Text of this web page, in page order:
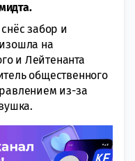
забор и
на
и Лейтенанта
общественного
из-за